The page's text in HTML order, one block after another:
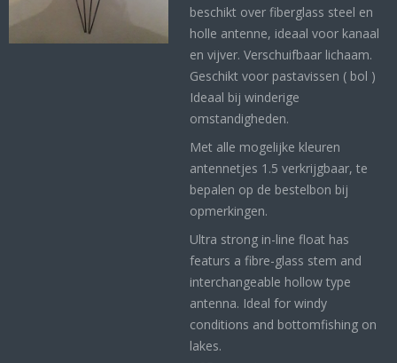
beschikt over fiberglass steel en
holle antenne, ideaal voor kanaal
en vijver. Verschuifbaar lichaam.
Geschikt voor pastavissen ( bol )
Ideaal bij winderige
omstandigheden.
Met alle mogelijke kleuren
antennetjes 1.5 verkrijgbaar, te
bepalen op de bestelbon bij
opmerkingen.
Ultra strong in-line float has
featurs a fibre-glass stem and
interchangeable hollow type
antenna. Ideal for windy
conditions and bottomfishing on
lakes.